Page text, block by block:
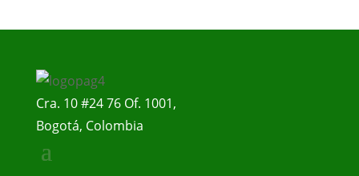
Cra. 10 #24 76 Of. 1001,
Bogotá, Colombia